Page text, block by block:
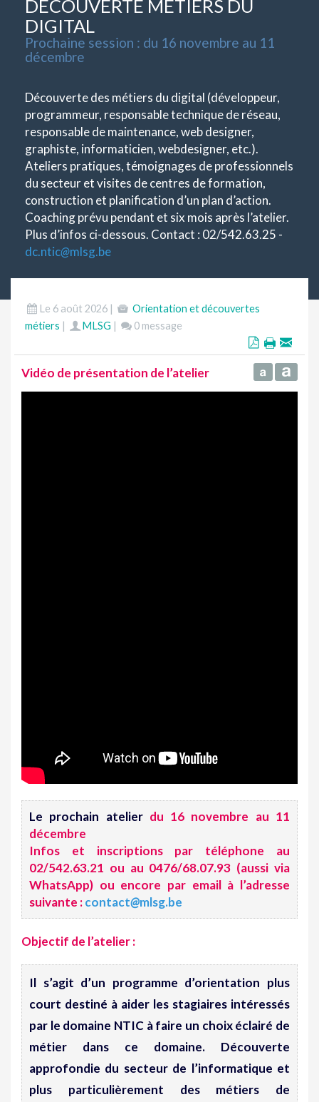
DÉCOUVERTE MÉTIERS DU
DIGITAL
Prochaine session : du 16 novembre au 11
décembre
Découverte des métiers du digital (développeur,
programmeur, responsable technique de réseau,
responsable de maintenance, web designer,
graphiste, informaticien, webdesigner, etc.).
Ateliers pratiques, témoignages de professionnels
du secteur et visites de centres de formation,
construction et planification d’un plan d’action.
Coaching prévu pendant et six mois après l’atelier.
Plus d’infos ci-dessous. Contact : 02/542.63.25 -
dc.ntic@mlsg.be
Le 6 août 2026 |
Orientation et découvertes
métiers | MLSG | 0 message
Vidéo de présentation de l’atelier
Le prochain atelier du 16 novembre au 11
décembre
Infos et inscriptions par téléphone au
02/542.63.21 ou au 0476/68.07.93 (aussi via
WhatsApp) ou encore par email à l’adresse
suivante :contact@mlsg.be
Objectif de l’atelier:
Il s’agit d’un programme d’orientation plus
court destiné à aider les stagiaires intéressés
par le domaine NTIC à faire un choix éclairé de
métier dans ce domaine. Découverte
approfondie du secteur de l’informatique et
plus particulièrement des métiers de